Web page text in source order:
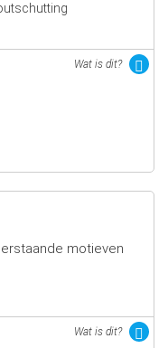
Wat is dit?
motieven
Wat is dit?